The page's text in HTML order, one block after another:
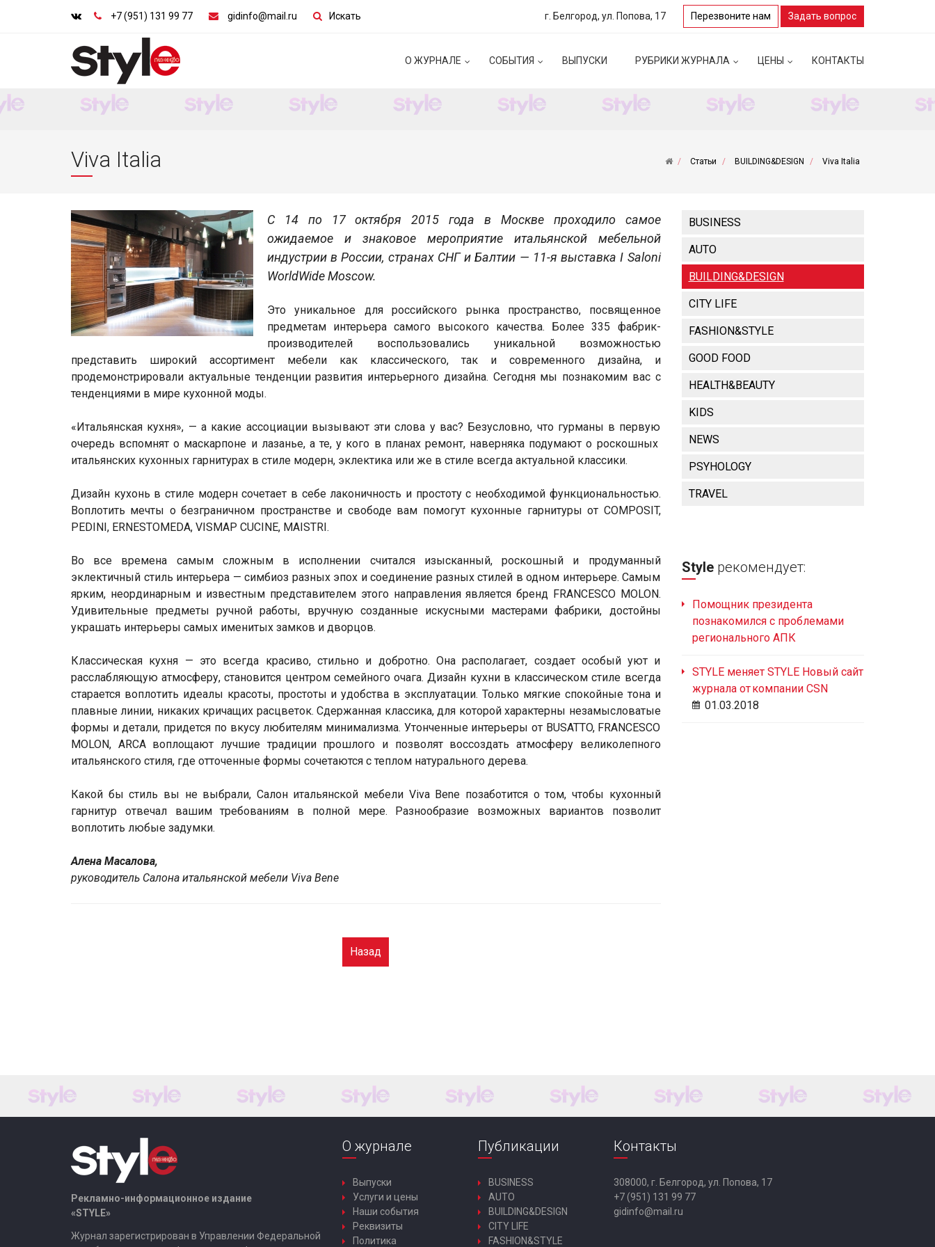
+7 (951) 131 99 77 gidinfo@mail.ru Искать г. Белгород, ул. Попова, 17 Перезвоните нам Задать вопрос
О ЖУРНАЛЕ СОБЫТИЯ ВЫПУСКИ РУБРИКИ ЖУРНАЛА ЦЕНЫ КОНТАКТЫ
Viva Italia Статьи BUILDING&DESIGN Viva Italia
С 14 по 17 октября 2015 года в Москве проходило самое
ожидаемое и знаковое мероприятие итальянской мебельной
индустрии в России, странах СНГ и Балтии — 11-я выставка I Saloni
WorldWide Moscow.
Это уникальное для российского рынка пространство, посвященное
предметам интерьера самого высокого качества. Более 335 фабрик-
производителей воспользовались уникальной возможностью
представить широкий ассортимент мебели как классического, так и современного дизайна, и
продемонстрировали актуальные тенденции развития интерьерного дизайна. Сегодня мы познакомим вас с
тенденциями в мире кухонной моды.
«Итальянская кухня», — а какие ассоциации вызывают эти слова у вас? Безусловно, что гурманы в первую
очередь вспомнят о маскарпоне и лазанье, а те, у кого в планах ремонт, наверняка подумают о роскошных
итальянских кухонных гарнитурах в стиле модерн, эклектика или же в стиле всегда актуальной классики.
Дизайн кухонь в стиле модерн сочетает в себе лаконичность и простоту с необходимой функциональностью.
Воплотить мечты о безграничном пространстве и свободе вам помогут кухонные гарнитуры от COMPOSIT,
PEDINI, ERNESTOMEDA, VISMAP CUCINE, MAISTRI.
Во все времена самым сложным в исполнении считался изысканный, роскошный и продуманный
эклектичный стиль интерьера — симбиоз разных эпох и соединение разных стилей в одном интерьере. Самым
ярким, неординарным и известным представителем этого направления является бренд FRANCESCO MOLON.
Удивительные предметы ручной работы, вручную созданные искусными мастерами фабрики, достойны
украшать интерьеры самых именитых замков и дворцов.
Классическая кухня — это всегда красиво, стильно и добротно. Она располагает, создает особый уют и
расслабляющую атмосферу, становится центром семейного очага. Дизайн кухни в классическом стиле всегда
старается воплотить идеалы красоты, простоты и удобства в эксплуатации. Только мягкие спокойные тона и
плавные линии, никаких кричащих расцветок. Сдержанная классика, для которой характерны незамысловатые
формы и детали, придется по вкусу любителям минимализма. Утонченные интерьеры от BUSATTO, FRANCESCO
MOLON, ARCA воплощают лучшие традиции прошлого и позволят воссоздать атмосферу великолепного
итальянского стиля, где отточенные формы сочетаются с теплом натурального дерева.
Какой бы стиль вы не выбрали, Салон итальянской мебели Viva Bene позаботится о том, чтобы кухонный
гарнитур отвечал вашим требованиям в полной мере. Разнообразие возможных вариантов позволит
воплотить любые задумки.
Алена Масалова,
руководитель Cалона итальянской мебели Viva Bene
Назад
BUSINESS
AUTO
BUILDING&DESIGN
CITY LIFE
FASHION&STYLE
GOOD FOOD
HEALTH&BEAUTY
KIDS
NEWS
PSYHOLOGY
TRAVEL
Styleрекомендует:
Помощник президента
познакомился с проблемами
регионального АПК
STYLE меняет STYLE Новый сайт
журнала от компании CSN
01.03.2018
Рекламно-информационное издание
«STYLE»
Журнал зарегистрирован в Управлении Федеральной
О журнале
Выпуски
Услуги и цены
Наши события
Реквизиты
Политика
Публикации
BUSINESS
AUTO
BUILDING&DESIGN
CITY LIFE
FASHION&STYLE
Контакты
308000, г. Белгород, ул. Попова, 17
+7 (951) 131 99 77
gidinfo@mail.ru